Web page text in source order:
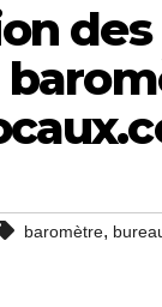
baromètre,